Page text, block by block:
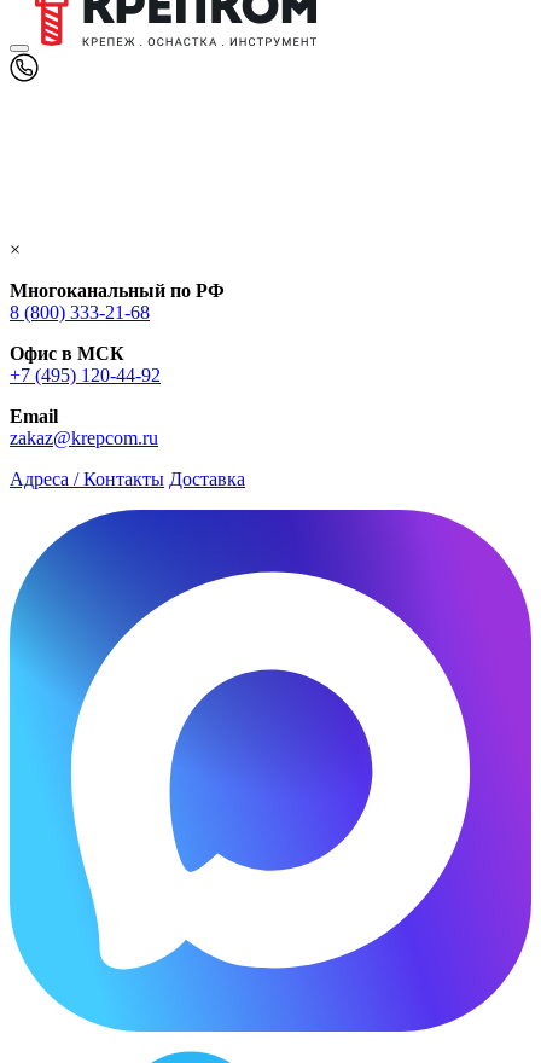
×
Многоканальный по РФ
8 (800) 333‑21-68
Офис в МСК
+7 (495) 120-44-92
Email
zakaz@krepcom.ru
Адреса / Контакты Доставка